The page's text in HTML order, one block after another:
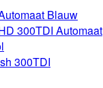
Blauw
300TDI Automaat
300TDI